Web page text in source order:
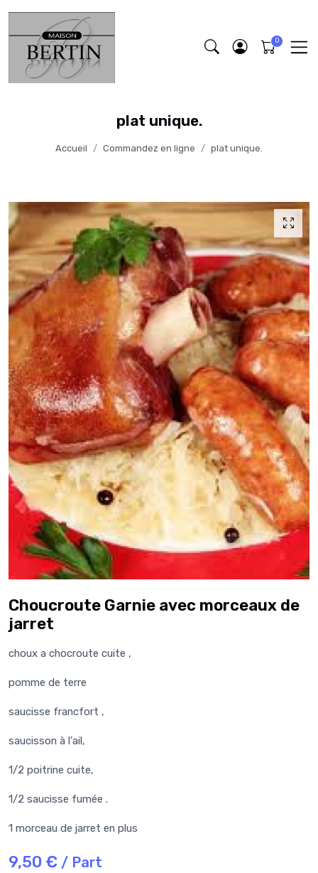
plat unique.
Accueil Commandez en ligne plat unique.
Choucroute Garnie avec morceaux de
jarret
choux a chocroute cuite ,
pomme de terre
saucisse francfort ,
saucisson à l'ail,
1/2 poitrine cuite,
1/2 saucisse fumée .
1 morceau de jarret en plus
9,50 € / Part